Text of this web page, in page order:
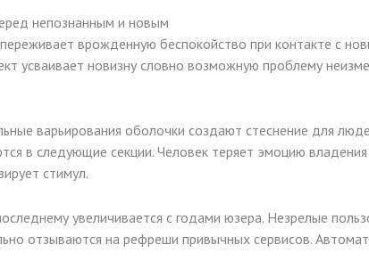
непознанным и новым
врожденную беспокойство при контакте с
усваивает новизну словно возможную проблему
варьирования оболочки создают стеснение для
в следующие секции. Человек теряет эмоцию
стимул.
увеличивается с годами юзера. Незрелые
отзываются на рефреши привычных сервисов.